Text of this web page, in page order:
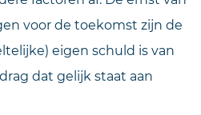
voor de toekomst zijn de
eigen schuld is van
dat gelijk staat aan